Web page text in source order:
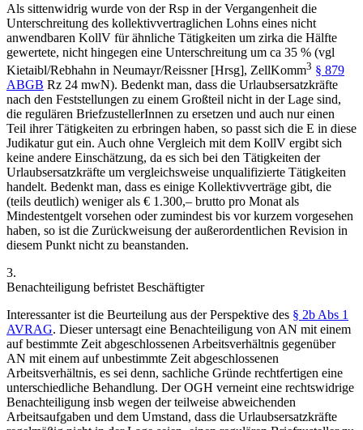
Als sittenwidrig wurde von der Rsp in der Vergangenheit die
Unterschreitung des kollektivvertraglichen Lohns eines nicht
anwendbaren KollV für ähnliche Tätigkeiten um zirka die Hälfte
gewertete, nicht hingegen eine Unterschreitung um ca 35 % (vgl
Kietaibl/Rebhahn in Neumayr/Reissner[Hrsg], ZellKomm3 § 879
ABGB Rz 24 mwN). Bedenkt man, dass die Urlaubsersatzkräfte
nach den Feststellungen zu einem Großteil nicht in der Lage sind,
die regulären BriefzustellerInnen zu ersetzen und auch nur einen
Teil ihrer Tätigkeiten zu erbringen haben, so passt sich die E in diese
Judikatur gut ein. Auch ohne Vergleich mit dem KollV ergibt sich
keine andere Einschätzung, da es sich bei den Tätigkeiten der
Urlaubsersatzkräfte um vergleichsweise unqualifizierte Tätigkeiten
handelt. Bedenkt man, dass es einige Kollektivverträge gibt, die
(teils deutlich) weniger als € 1.300,– brutto pro Monat als
Mindestentgelt vorsehen oder zumindest bis vor kurzem vorgesehen
haben, so ist die Zurückweisung der außerordentlichen Revision in
diesem Punkt nicht zu beanstanden.
3.
Benachteiligung befristet Beschäftigter
Interessanter ist die Beurteilung aus der Perspektive des § 2b Abs 1
AVRAG. Dieser untersagt eine Benachteiligung von AN mit einem
auf bestimmte Zeit abgeschlossenen Arbeitsverhältnis gegenüber
AN mit einem auf unbestimmte Zeit abgeschlossenen
Arbeitsverhältnis, es sei denn, sachliche Gründe rechtfertigen eine
unterschiedliche Behandlung. Der OGH verneint eine rechtswidrige
Benachteiligung insb wegen der teilweise abweichenden
Arbeitsaufgaben und dem Umstand, dass die Urlaubsersatzkräfte